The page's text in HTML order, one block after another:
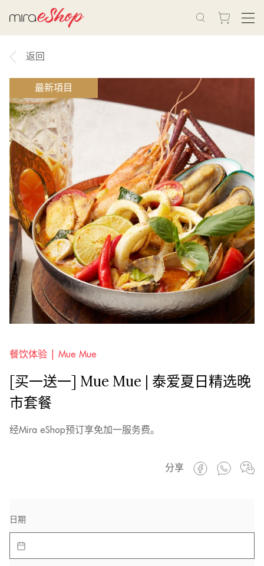
返回
热门
最新項目
餐饮体验 | Mue Mue
[买一送一] Mue Mue | 泰爱夏日精选晚
市套餐
经Mira eShop预订享免加一服务费。
分享
日期